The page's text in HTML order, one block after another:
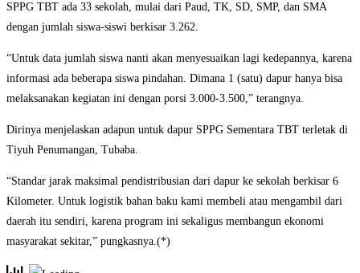
SPPG TBT ada 33 sekolah, mulai dari Paud, TK, SD, SMP, dan SMA
dengan jumlah siswa-siswi berkisar 3.262.
“Untuk data jumlah siswa nanti akan menyesuaikan lagi kedepannya, karena
informasi ada beberapa siswa pindahan. Dimana 1 (satu) dapur hanya bisa
melaksanakan kegiatan ini dengan porsi 3.000-3.500,” terangnya.
Dirinya menjelaskan adapun untuk dapur SPPG Sementara TBT terletak di
Tiyuh Penumangan, Tubaba.
“Standar jarak maksimal pendistribusian dari dapur ke sekolah berkisar 6
Kilometer. Untuk logistik bahan baku kami membeli atau mengambil dari
daerah itu sendiri, karena program ini sekaligus membangun ekonomi
masyarakat sekitar,” pungkasnya.(*)